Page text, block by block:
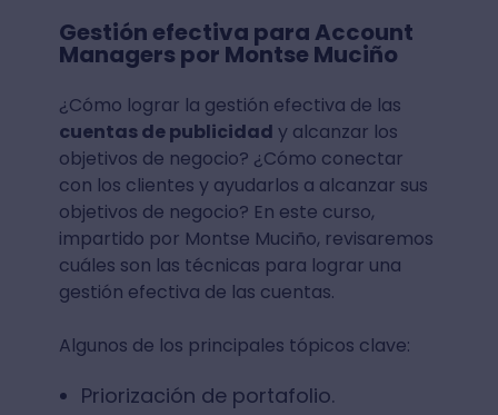
Gestión efectiva para Account
Managers por Montse Muciño
¿Cómo lograr la gestión efectiva de las
cuentas de publicidad y alcanzar los
objetivos de negocio? ¿Cómo conectar
con los clientes y ayudarlos a alcanzar sus
objetivos de negocio? En este curso,
impartido por Montse Muciño, revisaremos
cuáles son las técnicas para lograr una
gestión efectiva de las cuentas.
Algunos de los principales tópicos clave:
Priorización de portafolio.